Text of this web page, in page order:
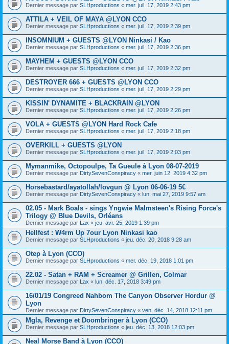
Dernier message par SLHproductions « mer. juil. 17, 2019 2:43 pm
ATTILA + VEIL OF MAYA @LYON CCO
Dernier message par SLHproductions « mer. juil. 17, 2019 2:39 pm
INSOMNIUM + GUESTS @LYON Ninkasi / Kao
Dernier message par SLHproductions « mer. juil. 17, 2019 2:36 pm
MAYHEM + GUESTS @LYON CCO
Dernier message par SLHproductions « mer. juil. 17, 2019 2:32 pm
DESTROYER 666 + GUESTS @LYON CCO
Dernier message par SLHproductions « mer. juil. 17, 2019 2:29 pm
KISSIN' DYNAMITE + BLACKRAIN @LYON
Dernier message par SLHproductions « mer. juil. 17, 2019 2:26 pm
VOLA + GUESTS @LYON Hard Rock Cafe
Dernier message par SLHproductions « mer. juil. 17, 2019 2:18 pm
OVERKILL + GUESTS @LYON
Dernier message par SLHproductions « mer. juil. 17, 2019 2:03 pm
Mymanmike, Octopoulpe, Ta Gueule à Lyon 08-07-2019
Dernier message par DirtySevenConspiracy « mer. juin 12, 2019 4:32 pm
Horsebastard/ayatollah/lovgun @ Lyon 06-06-19 5€
Dernier message par DirtySevenConspiracy « lun. mai 27, 2019 9:57 am
02.05 - Mark Boals - sings Yngwie Malmsteen's Rising Force's
Trilogy @ Blue Devils, Orléans
Dernier message par Lax « jeu. avr. 25, 2019 1:39 pm
Hellfest : W4rm Up 7our Lyon Ninkasi kao
Dernier message par SLHproductions « jeu. déc. 20, 2018 9:28 am
Otep à Lyon (CCO)
Dernier message par SLHproductions « mer. déc. 19, 2018 1:01 pm
22.02 - Satan + RAM + Screamer @ Grillen, Colmar
Dernier message par Lax « lun. déc. 17, 2018 3:49 pm
16/01/19 Congreed Nahbom The Canyon Observer Hordur @
Lyon
Dernier message par DirtySevenConspiracy « ven. déc. 14, 2018 12:11 pm
Mgla, Revenge et Doombringer à Lyon (CCO)
Dernier message par SLHproductions « jeu. déc. 13, 2018 12:03 pm
Neal Morse Band à Lyon (CCO)